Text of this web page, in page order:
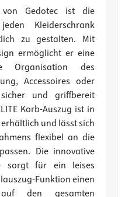
von Gedotec ist die
Kleiderschrank
zu gestalten. Mit
ermöglicht er eine
Organisation des
Accessoires oder
und griffbereit
Korb-Auszug ist in
und lässt sich
flexibel an die
Die innovative
sorgt für ein leises
Funktion einen
den gesamten